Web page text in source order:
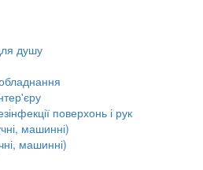
душу
поверхонь і рук
машинні)
машинні)